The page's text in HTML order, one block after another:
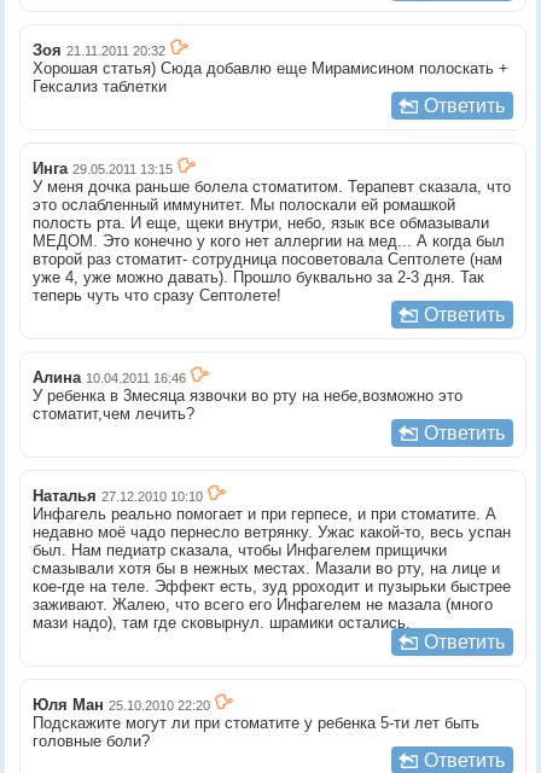
Зоя 21.11.2011 20:32
Хорошая статья) Сюда добавлю еще Мирамисином полоскать +
Гексализ таблетки
Ответить
Инга 29.05.2011 13:15
У меня дочка раньше болела стоматитом. Терапевт сказала, что
это ослабленный иммунитет. Мы полоскали ей ромашкой
полость рта. И еще, щеки внутри, небо, язык все обмазывали
МЕДОМ. Это конечно у кого нет аллергии на мед... А когда был
второй раз стоматит- сотрудница посоветовала Септолете (нам
уже 4, уже можно давать). Прошло буквально за 2-3 дня. Так
теперь чуть что сразу Септолете!
Ответить
Алина 10.04.2011 16:46
У ребенка в 3месяца язвочки во рту на небе,возможно это
стоматит,чем лечить?
Ответить
Наталья 27.12.2010 10:10
Инфагель реально помогает и при герпесе, и при стоматите. А
недавно моё чадо пернесло ветрянку. Ужас какой-то, весь успан
был. Нам педиатр сказала, чтобы Инфагелем прищички
смазывали хотя бы в нежных местах. Мазали во рту, на лице и
кое-где на теле. Эффект есть, зуд рроходит и пузырьки быстрее
заживают. Жалею, что всего его Инфагелем не мазала (много
мази надо), там где сковырнул. шрамики остались.
Ответить
Юля Ман 25.10.2010 22:20
Подскажите могут ли при стоматите у ребенка 5-ти лет быть
головные боли?
Ответить